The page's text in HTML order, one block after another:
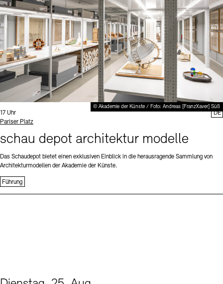
© Akademie der Künste / Foto: Andreas [FranzXaver] Süß
Uhrzeit:
17 Uhr
Standort
Pariser Platz
schau depot architektur modelle
Das Schaudepot bietet einen exklusiven Einblick in die herausragende Sammlung von
Architekturmodellen der Akademie der Künste.
Führung
DE